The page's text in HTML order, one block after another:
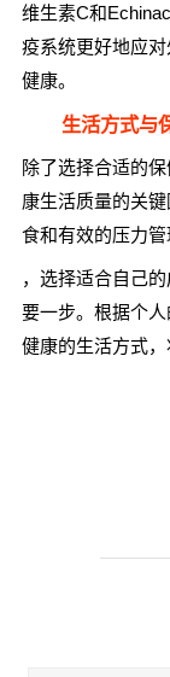
维生素C和
疫系统更好地应
健康。
生活方式与
除了选择合适的
康生活质量的关
食和有效的压力管
，选择适合自己
要一步。根据个
健康的生活方式，